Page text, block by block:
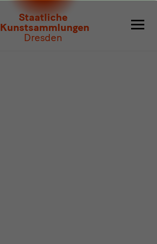
Staatliche
Kunstsammlungen
Dresden